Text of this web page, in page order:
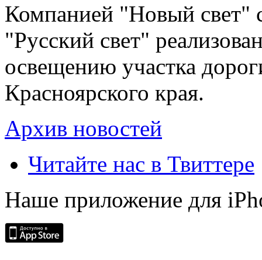
Компанией "Новый свет"
"Русский свет"
освещению участка
Красноярского края.
Архив новостей
Читайте нас в Твиттере
Наше приложение для